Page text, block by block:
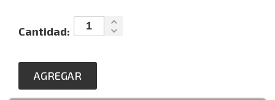
Cantidad:
AGREGAR